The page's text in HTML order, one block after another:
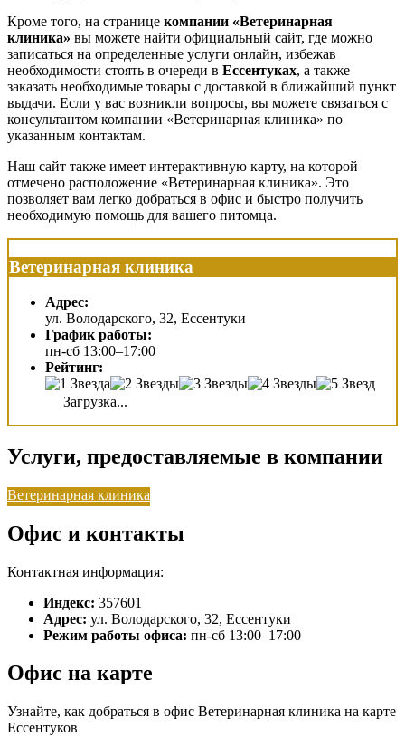
Кроме того, на странице компании «Ветеринарная
клиника» вы можете найти официальный сайт, где можно
записаться на определенные услуги онлайн, избежав
необходимости стоять в очереди в Ессентуках, а также
заказать необходимые товары с доставкой в ближайший пункт
выдачи. Если у вас возникли вопросы, вы можете связаться с
консультантом компании «Ветеринарная клиника» по
указанным контактам.
Наш сайт также имеет интерактивную карту, на которой
отмечено расположение «Ветеринарная клиника». Это
позволяет вам легко добраться в офис и быстро получить
необходимую помощь для вашего питомца.
Ветеринарная клиника
Адрес:
ул. Володарского, 32, Ессентуки
График работы:
пн-сб 13:00–17:00
Рейтинг:
Загрузка...
Услуги, предоставляемые в компании
Ветеринарная клиника
Офис и контакты
Контактная информация:
Индекс: 357601
Адрес: ул. Володарского, 32, Ессентуки
Режим работы офиса: пн-сб 13:00–17:00
Офис на карте
Узнайте, как добраться в офис Ветеринарная клиника на карте
Ессентуков